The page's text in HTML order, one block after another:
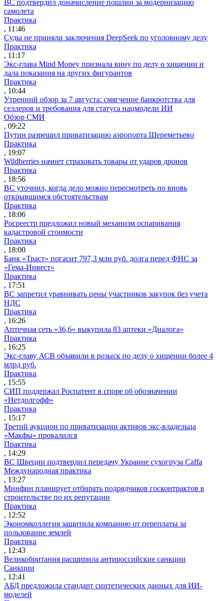
ВС подтвердил доначисление пошлин за модернизацию
самолета
Практика
, 11:46
Суды не приняли заключения DeepSeek по уголовному делу
Практика
, 11:17
Экс-глава Mind Money признала вину по делу о хищении и
дала показания на других фигурантов
Практика
, 10:44
Утренний обзор за 7 августа: смягчение банкротства для
селлеров и требования для статуса нацмодели ИИ
Обзор СМИ
, 09:22
Путин разрешил приватизацию аэропорта Шереметьево
Практика
, 19:07
Wildberries начнет страховать товары от ударов дронов
Практика
, 18:56
ВС уточнил, когда дело можно пересмотреть по вновь
открывшимся обстоятельствам
Практика
, 18:06
Росреестр предложил новый механизм оспаривания
кадастровой стоимости
Практика
, 18:00
Банк «Траст» погасит 797,3 млн руб. долга перед ФНС за
«Гема-Инвест»
Практика
, 17:51
ВС запретил уравнивать цены участников закупок без учета
НДС
Практика
, 16:26
Аптечная сеть «36,6» выкупила 83 аптеки «Диалога»
Практика
, 16:25
Экс-главу АСВ объявили в розыск по делу о хищении более 4
млрд руб.
Практика
, 15:55
СИП поддержал Роспатент в споре об обозначении
«Нетдолгофф»
Практика
, 15:17
Третий аукцион по приватизации активов экс-владельца
«Макфы» провалился
Практика
, 14:29
ВС Швеции подтвердил передачу Украине сухогруза Caffa
Международная практика
, 13:27
Минфин планирует отбирать подрядчиков госконтрактов в
строительстве по их репутации
Практика
, 12:52
Экономколлегия защитила компанию от переплаты за
пользование землей
Практика
, 12:43
Великобритания расширила антироссийские санкции
Санкции
, 12:41
АБД предложила стандарт синтетических данных для ИИ-
моделей